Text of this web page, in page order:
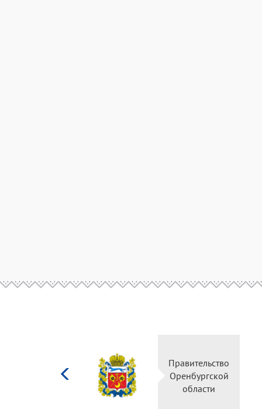
Правительство
Оренбургской
области